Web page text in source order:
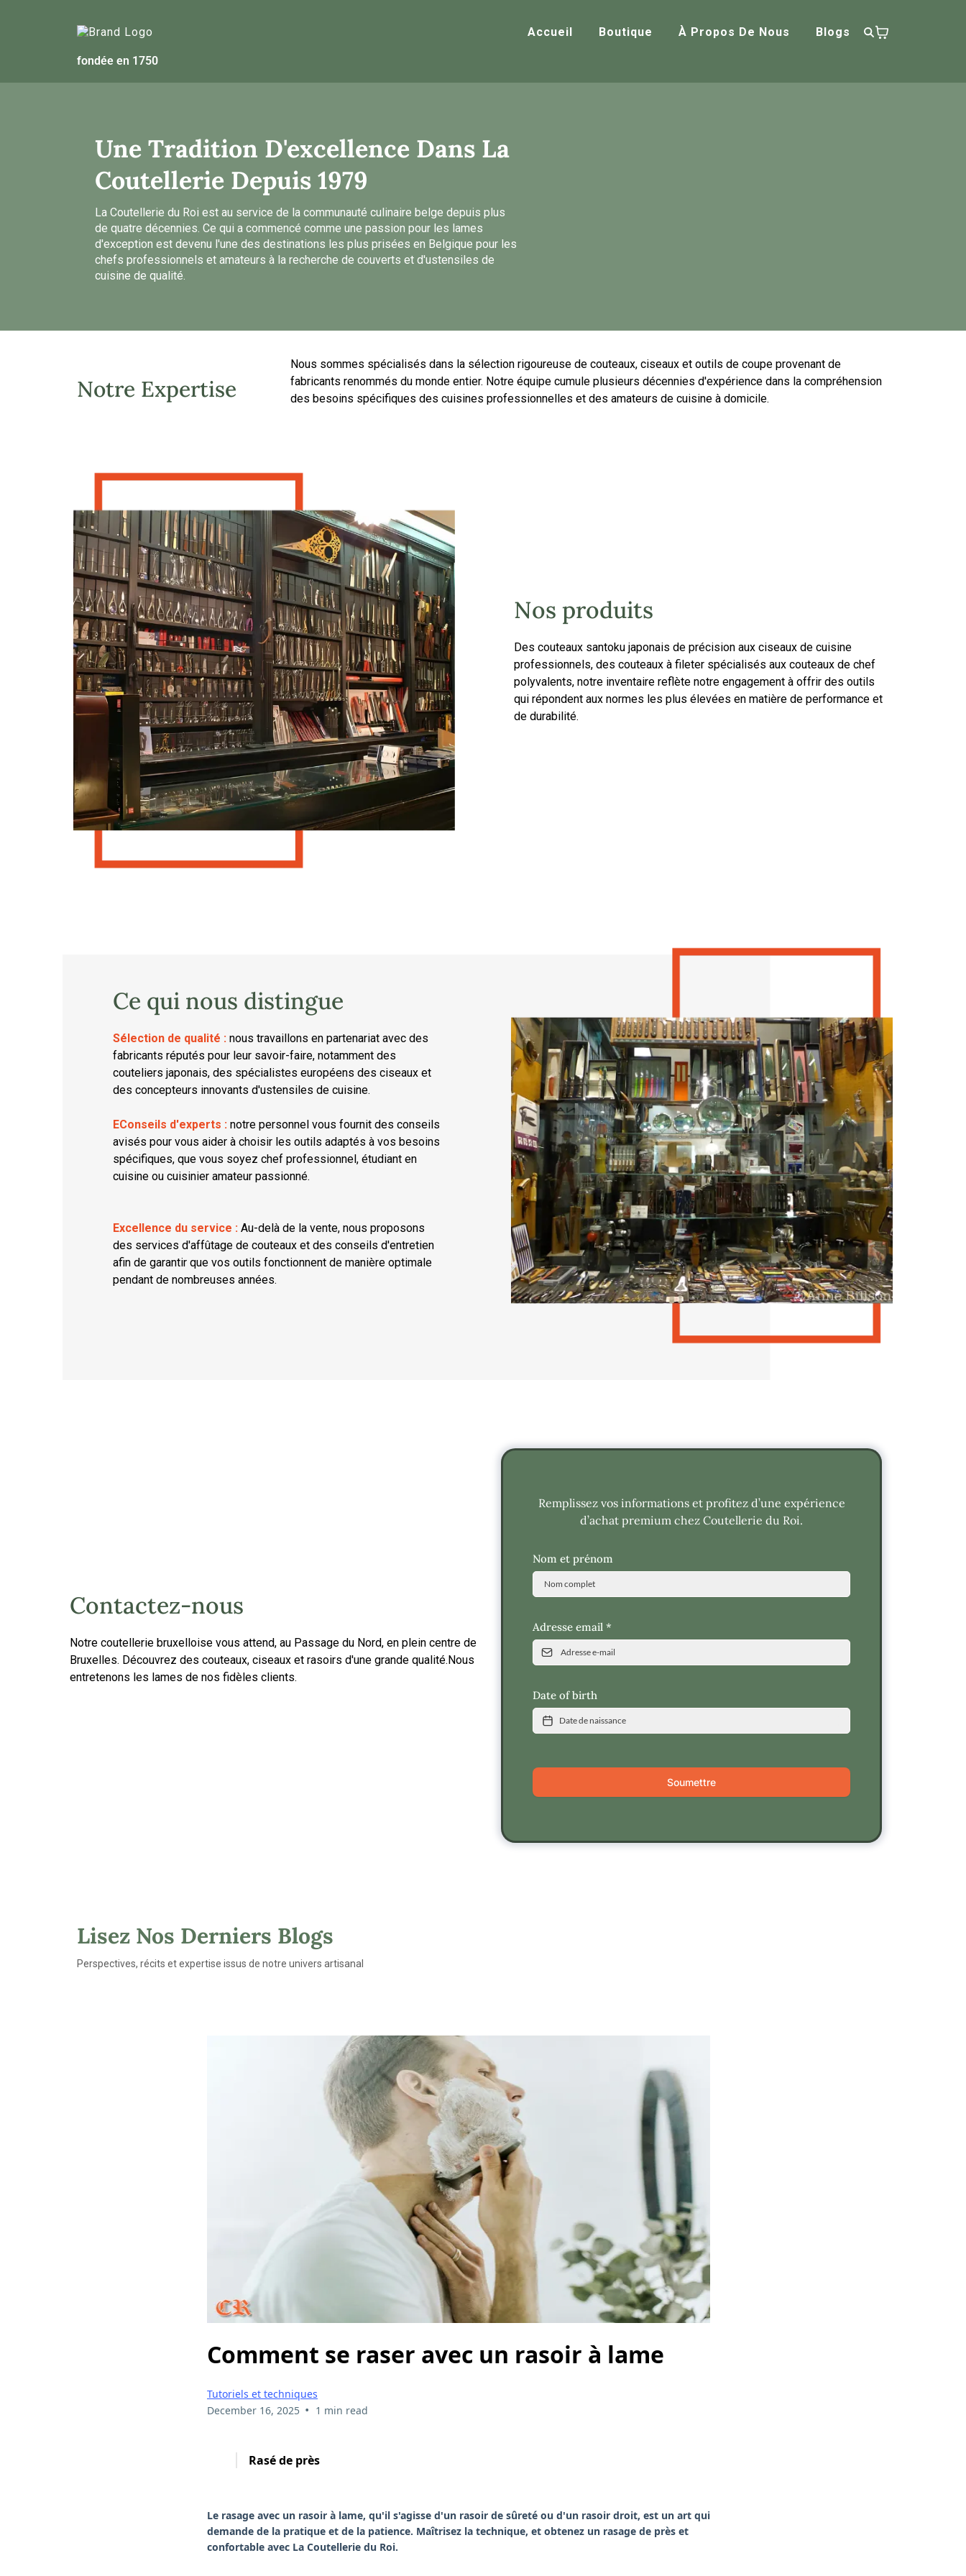
Accueil Boutique À Propos De Nous Blogs
fondée en 1750
Une Tradition D'excellence Dans La
Coutellerie Depuis 1979
La Coutellerie du Roi est au service de la communauté culinaire belge depuis plus
de quatre décennies. Ce qui a commencé comme une passion pour les lames
d'exception est devenu l'une des destinations les plus prisées en Belgique pour les
chefs professionnels et amateurs à la recherche de couverts et d'ustensiles de
cuisine de qualité.
Notre Expertise
Nous sommes spécialisés dans la sélection rigoureuse de couteaux, ciseaux et outils de coupe provenant de
fabricants renommés du monde entier. Notre équipe cumule plusieurs décennies d'expérience dans la compréhension
des besoins spécifiques des cuisines professionnelles et des amateurs de cuisine à domicile.
Nos produits
Des couteaux santoku japonais de précision aux ciseaux de cuisine
professionnels, des couteaux à fileter spécialisés aux couteaux de chef
polyvalents, notre inventaire reflète notre engagement à offrir des outils
qui répondent aux normes les plus élevées en matière de performance et
de durabilité.
Ce qui nous distingue
Sélection de qualité : nous travaillons en partenariat avec des
fabricants réputés pour leur savoir-faire, notamment des
couteliers japonais, des spécialistes européens des ciseaux et
des concepteurs innovants d'ustensiles de cuisine.
EConseils d'experts : notre personnel vous fournit des conseils
avisés pour vous aider à choisir les outils adaptés à vos besoins
spécifiques, que vous soyez chef professionnel, étudiant en
cuisine ou cuisinier amateur passionné.
Excellence du service : Au-delà de la vente, nous proposons
des services d'affûtage de couteaux et des conseils d'entretien
afin de garantir que vos outils fonctionnent de manière optimale
pendant de nombreuses années.
Contactez-nous
Notre coutellerie bruxelloise vous attend, au Passage du Nord, en plein centre de
Bruxelles. Découvrez des couteaux, ciseaux et rasoirs d'une grande qualité.Nous
entretenons les lames de nos fidèles clients.
Remplissez vos informations et profitez d’une expérience
d’achat premium chez Coutellerie du Roi.
Nom et prénom
Adresse email *
Date of birth
Soumettre
Lisez Nos Derniers Blogs
Perspectives, récits et expertise issus de notre univers artisanal
Comment se raser avec un rasoir à lame
Tutoriels et techniques
December 16, 2025 • 1 min read
Rasé de près
Le rasage avec un rasoir à lame, qu'il s'agisse d'un rasoir de sûreté ou d'un rasoir droit, est un art qui
demande de la pratique et de la patience. Maîtrisez la technique, et obtenez un rasage de près et
confortable avec La Coutellerie du Roi.